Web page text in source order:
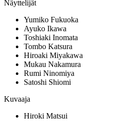
Näyttelijät
Yumiko Fukuoka
Ayuko Ikawa
Toshiaki Inomata
Tombo Katsura
Hiroaki Miyakawa
Mukau Nakamura
Rumi Ninomiya
Satoshi Shiomi
Kuvaaja
Hiroki Matsui